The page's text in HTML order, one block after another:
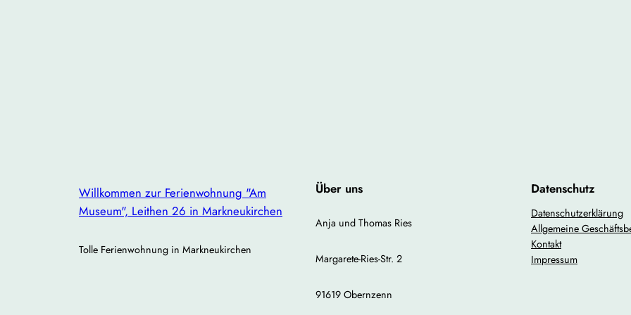
Willkommen zur Ferienwohnung "Am
Museum", Leithen 26 in Markneukirchen
Tolle Ferienwohnung in Markneukirchen
Über uns
Anja und Thomas Ries
Margarete-Ries-Str. 2
91619 Obernzenn
Datenschutz
Datenschutzerklärung
Allgemeine
Kontakt
Impressum